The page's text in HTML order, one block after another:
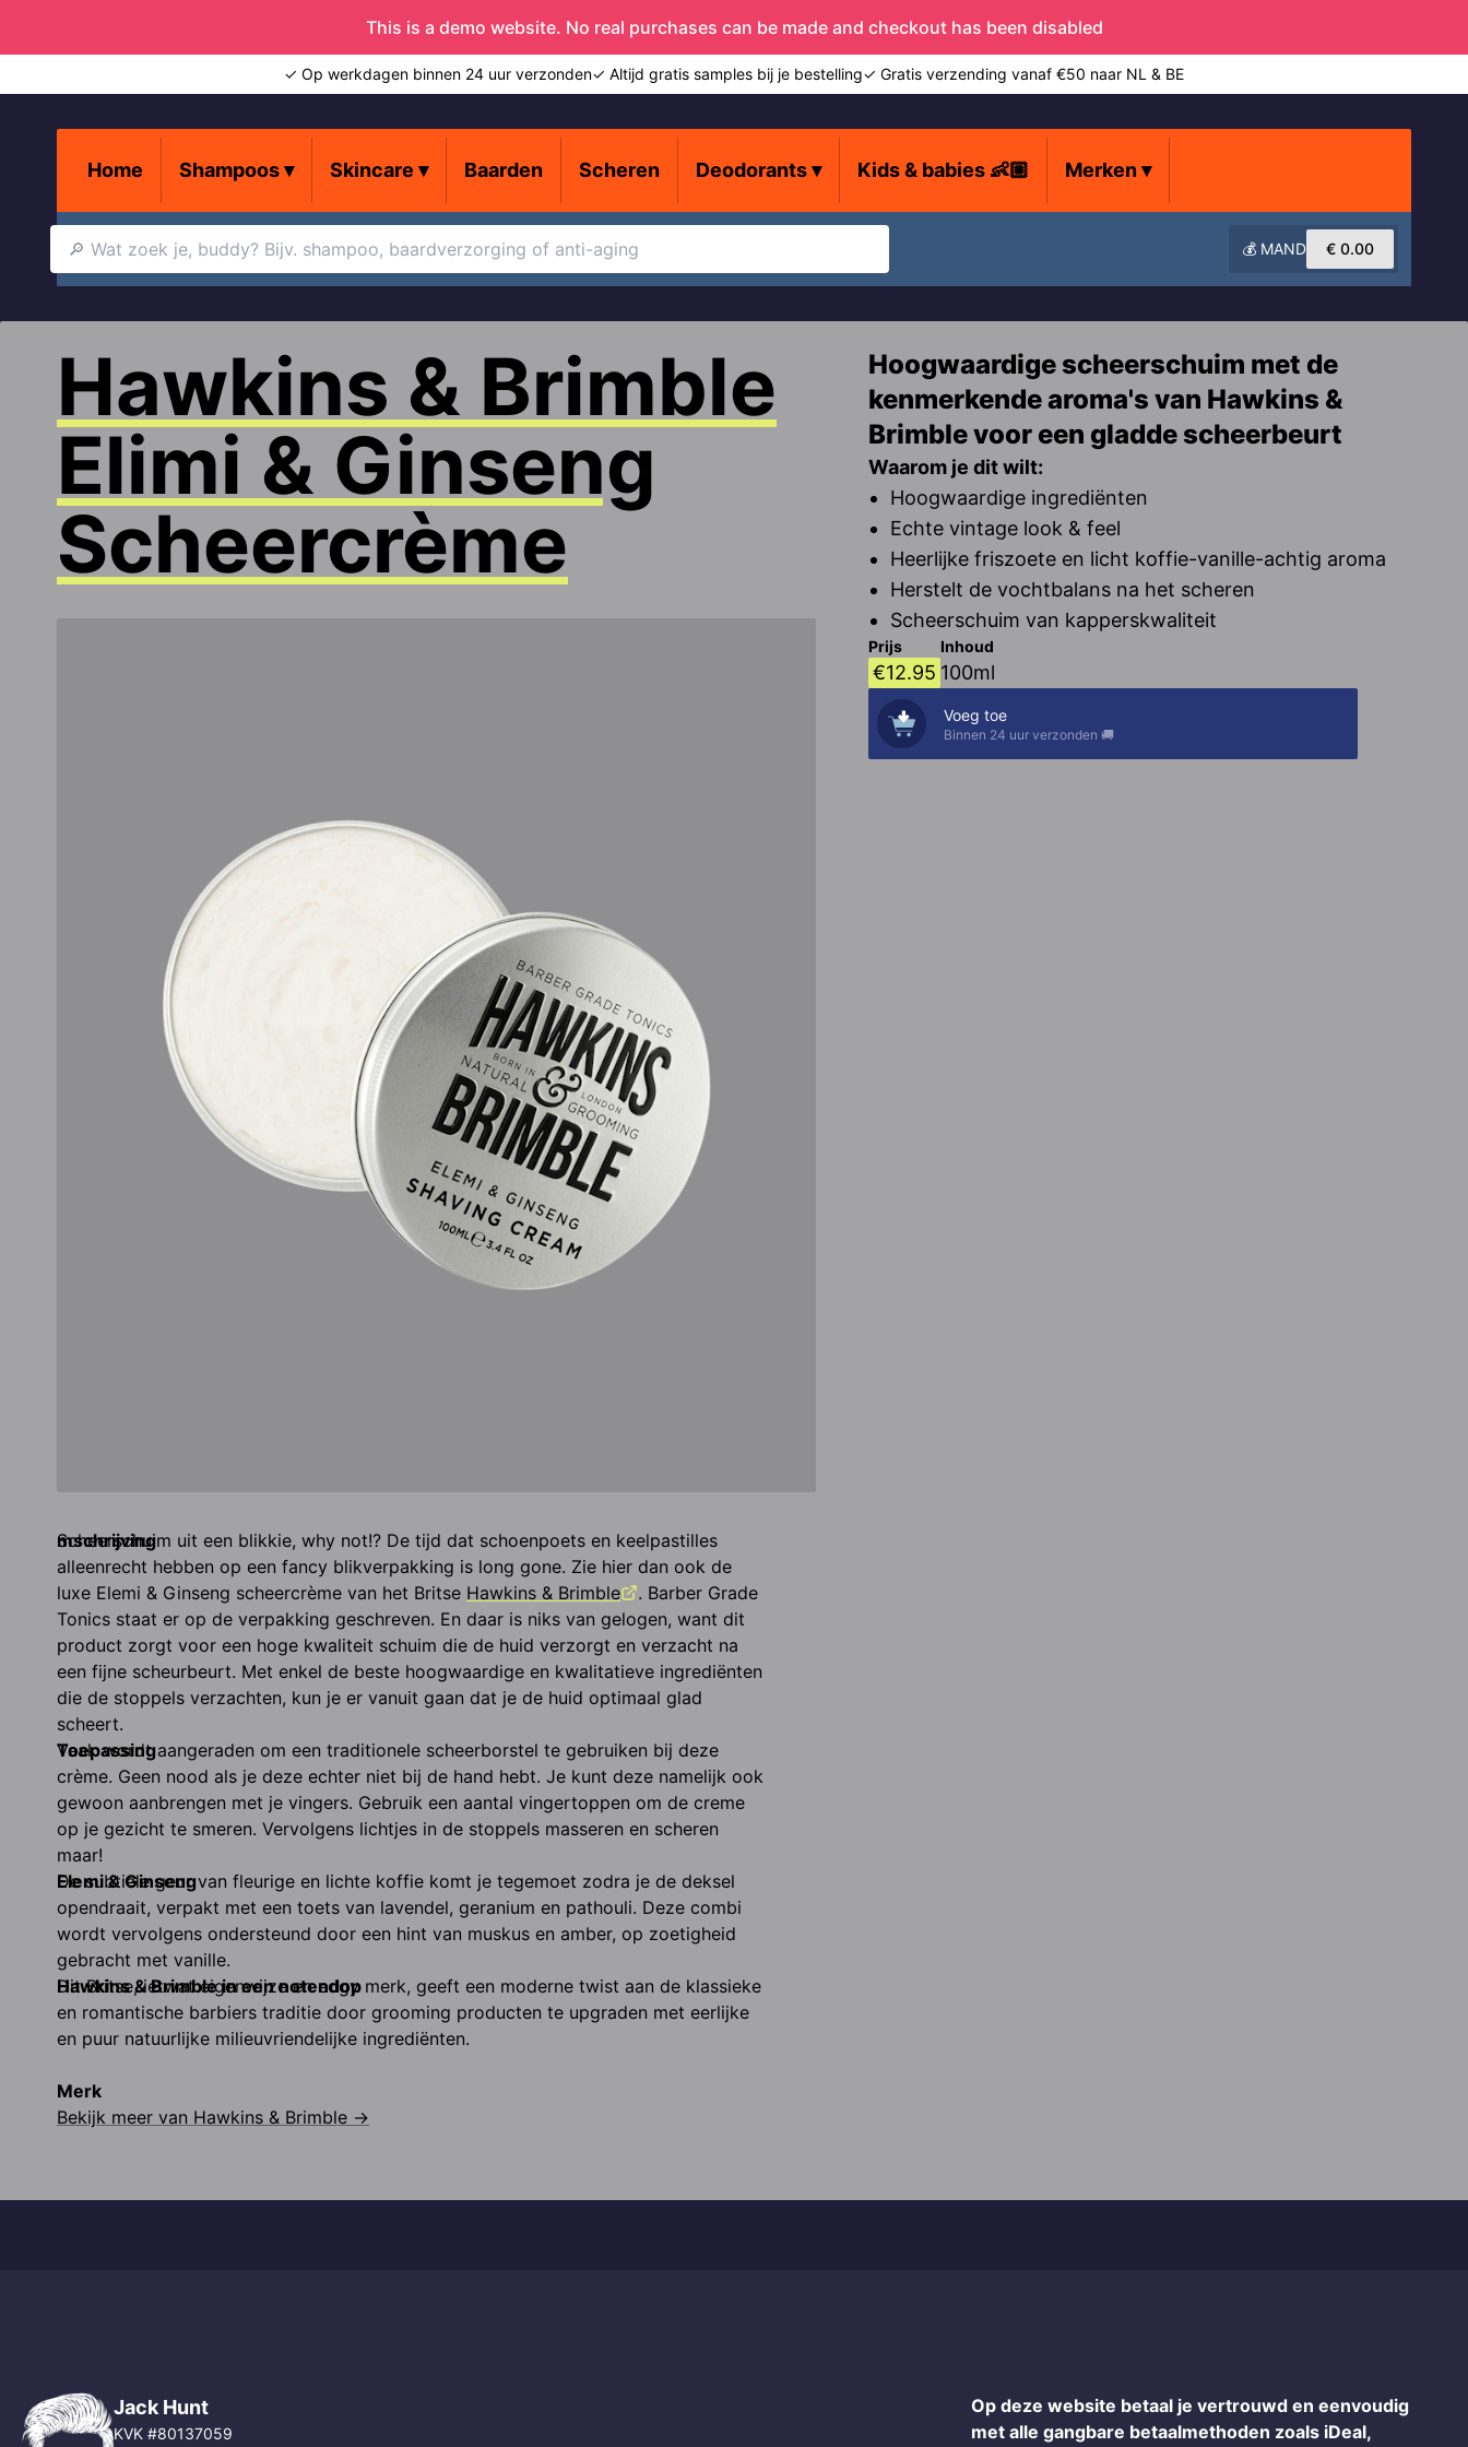
This is a demo website. No real purchases can be made and checkout has been disabled
✓ Op werkdagen binnen 24 uur verzonden✓ Altijd gratis samples bij je bestelling✓ Gratis verzending vanaf €50 naar NL & BE
Home Shampoos▾ Skincare ▾ Baarden Scheren Deodorants▾ Kids & babies 👶🏼 Merken▾
Baardjeuk
GezichtscrèmeSkincare
💰 MAND € 0.00
Hawkins & Brimble
Elimi & Ginseng
Scheercrème
Hoogwaardige scheerschuim met de
kenmerkende aroma's van Hawkins &
Brimble voor een gladde scheerbeurt
Waarom je dit wilt:
Hoogwaardige ingrediënten
Echte vintage look & feel
Heerlijke friszoete en licht koffie-vanille-achtig aroma
Herstelt de vochtbalans na het scheren
Scheerschuim van kapperskwaliteit
Prijs
€12.95
Inhoud
100ml
Voeg toe
Binnen 24 uur verzonden 🚚
mschrijving
Scheerschuim uit een blikkie, why not!? De tijd dat schoenpoets en keelpastilles
alleenrecht hebben op een fancy blikverpakking is long gone. Zie hier dan ook de
luxe Elemi & Ginseng scheercrème van het Britse Hawkins & Brimble
. Barber Grade
Tonics staat er op de verpakking geschreven. En daar is niks van gelogen, want dit
product zorgt voor een hoge kwaliteit schuim die de huid verzorgt en verzacht na
een fijne scheurbeurt. Met enkel de beste hoogwaardige en kwalitatieve ingrediënten
die de stoppels verzachten, kun je er vanuit gaan dat je de huid optimaal glad
scheert.
Toepassing
Vaak wordt aangeraden om een traditionele scheerborstel te gebruiken bij deze
crème. Geen nood als je deze echter niet bij de hand hebt. Je kunt deze namelijk ook
gewoon aanbrengen met je vingers. Gebruik een aantal vingertoppen om de creme
op je gezicht te smeren. Vervolgens lichtjes in de stoppels masseren en scheren
maar!
Elemi & Ginseng
De subtiele geur van fleurige en lichte koffie komt je tegemoet zodra je de deksel
opendraait, verpakt met een toets van lavendel, geranium en pathouli. Deze combi
wordt vervolgens ondersteund door een hint van muskus en amber, op zoetigheid
gebracht met vanille.
Hawkins & Brimble in een notendop
Dit Britse, ietwat eigenwijze en edgy merk, geeft een moderne twist aan de klassieke
en romantische barbiers traditie door grooming producten te upgraden met eerlijke
en puur natuurlijke milieuvriendelijke ingrediënten.
Merk
Bekijk meer van Hawkins & Brimble →
Jack Hunt
KVK #80137059
Op deze website betaal je vertrouwd en eenvoudig
met alle gangbare betaalmethoden zoals iDeal,